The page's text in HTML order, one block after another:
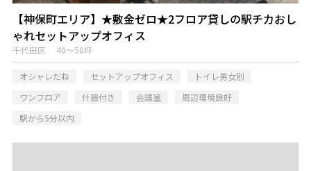
【神保町エリア】★敷金ゼロ★2フロア貸しの駅チカおし
ゃれセットアップオフィス
千代田区 40～50坪
オシャレだね セットアップオフィス
トイレ男女別
ワンフロア
什器付き 会議室
周辺環境良好
駅から5分以内